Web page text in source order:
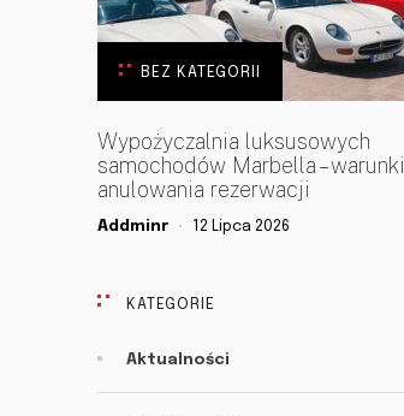
BEZ KATEGORII
Wypożyczalnia luksusowych
samochodów Marbella – warunki
anulowania rezerwacji
Addminr 12 Lipca 2026
KATEGORIE
Aktualności